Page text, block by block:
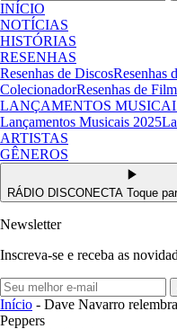
INÍCIO
NOTÍCIAS
HISTÓRIAS
RESENHAS
Resenhas de DiscosResenhas
ColecionadorResenhas de
LANÇAMENTOS
Lançamentos Musicais 2025
ARTISTAS
GÊNEROS
RÁDIO DISCONECTA Toque
Newsletter
Inscreva-se e receba as
Início - Dave Navarro
Peppers